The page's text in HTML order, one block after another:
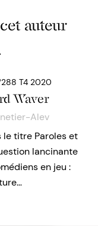
auteur
T4 2020
Waver
Alev
le titre Paroles et
lancinante
en jeu :